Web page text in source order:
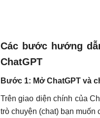
Các bước hướng
ChatGPT
Bước 1: Mở ChatGPT và
Trên giao diện chính của
trò chuyện (chat) bạn muốn